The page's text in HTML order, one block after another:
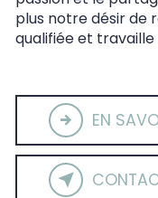
plus notre désir de
qualifiée et
EN